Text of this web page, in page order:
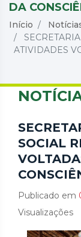
DA
Início
ATIVIDADES
SOCIAL
Publicado em
Visualizações